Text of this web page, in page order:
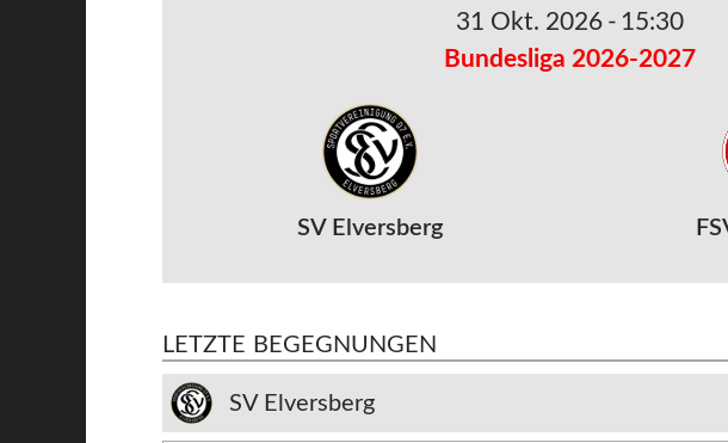
31 Okt. 2026 - 15:30
Bundesliga 2026-2027
SV Elversberg
LETZTE BEGEGNUNGEN
SV Elversberg